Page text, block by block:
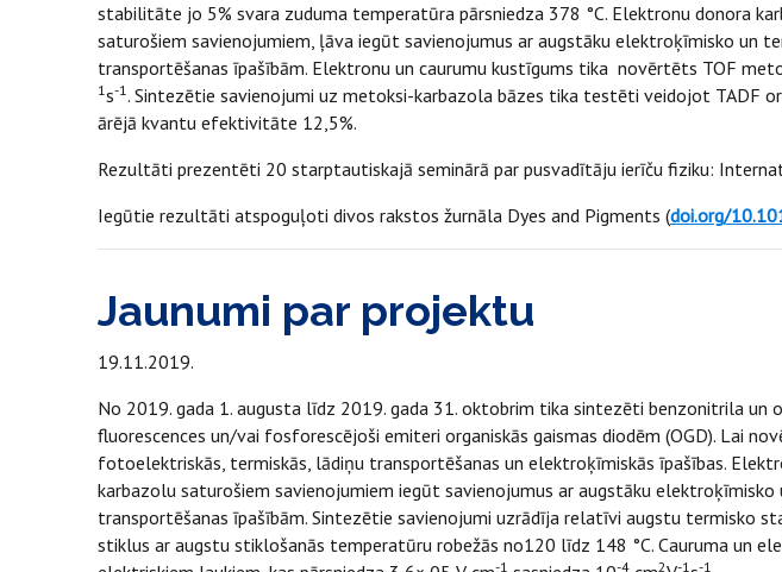
stabilitāte jo 5% svara zuduma temperatūra pārsniedza 378 °C. Elektronu donora
saturošiem savienojumiem, ļāva iegūt savienojumus ar augstāku elektroķīmisko
transportēšanas īpašībām. Elektronu un caurumu kustīgums tika novērtēts TOF
1s-1. Sintezētie savienojumi uz metoksi-karbazola bāzes tika testēti veidojot TADF
ārējā kvantu efektivitāte 12,5%.
Rezultāti prezentēti 20 starptautiskajā seminārā par pusvadītāju ierīču fiziku:
Iegūtie rezultāti atspoguļoti divos rakstos žurnāla Dyes and Pigments (doi.org/
Jaunumi par projektu
19.11.2019.
No 2019. gada 1. augusta līdz 2019. gada 31. oktobrim tika sintezēti benzonitrila
fluorescences un/vai fosforescējoši emiteri organiskās gaismas diodēm (OGD). Lai
fotoelektriskās, termiskās, lādiņu transportēšanas un elektroķīmiskās īpašības.
karbazolu saturošiem savienojumiem iegūt savienojumus ar augstāku
transportēšanas īpašībām. Sintezētie savienojumi uzrādīja relatīvi augstu termisko
stiklus ar augstu stiklošanās temperatūru robežās no120 līdz 148 °C. Cauruma un
-1 -4 2 -1 -1